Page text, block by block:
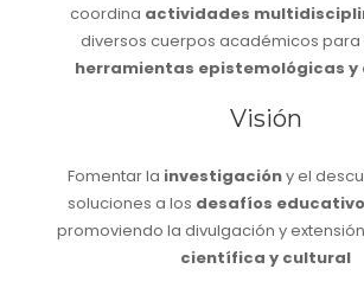
coordina actividades
diversos cuerpos académicos
herramientas epistemológicas
Visión
Fomentar la investigacióny el
soluciones a los desafíos
promoviendo la divulgación y extensión
científica y cultural